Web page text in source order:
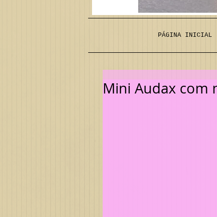
PÁGINA INICIAL
Mini Audax com